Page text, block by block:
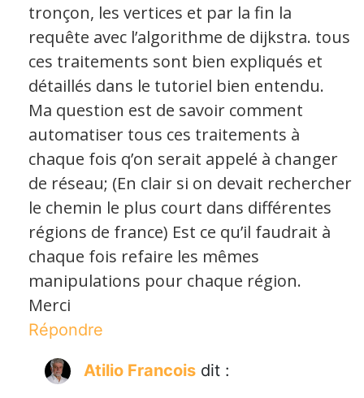
tronçon, les vertices et par la fin la
requête avec l’algorithme de dijkstra. tous
ces traitements sont bien expliqués et
détaillés dans le tutoriel bien entendu.
Ma question est de savoir comment
automatiser tous ces traitements à
chaque fois q’on serait appelé à changer
de réseau; (En clair si on devait rechercher
le chemin le plus court dans différentes
régions de france) Est ce qu’il faudrait à
chaque fois refaire les mêmes
manipulations pour chaque région.
Merci
Répondre
Atilio Francois dit :